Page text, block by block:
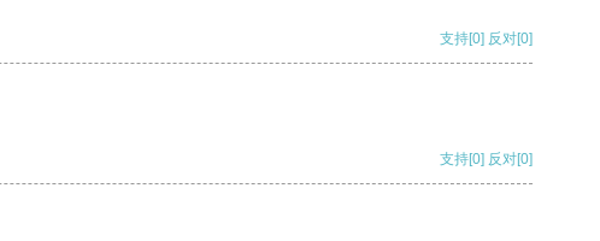
支持[0] 反对[0]
支持[0] 反对[0]